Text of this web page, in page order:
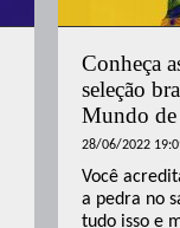
Conheça
seleção
Mundo
28/06/2022
Você
a pedra no
tudo isso e